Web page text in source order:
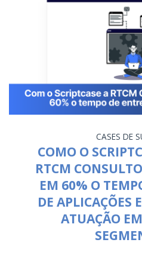
CASES DE
COMO O
RTCM
EM 60% O
DE APLICAÇÕES
ATUAÇÃO